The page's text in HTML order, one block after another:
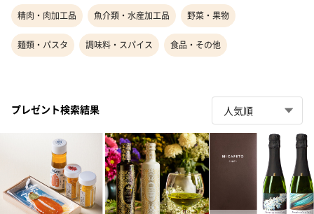
精肉・肉加工品 魚介類・水産加工品 野菜・果物
麺類・パスタ 調味料・スパイス 食品・その他
プレゼント検索結果